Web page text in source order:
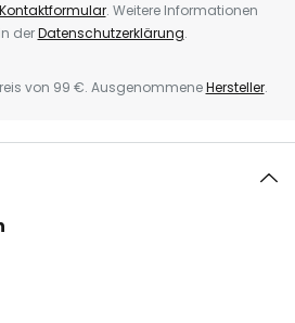
Kontaktformular. Weitere Informationen
derDatenschutzerklärung.
von 99 €. AusgenommeneHersteller.